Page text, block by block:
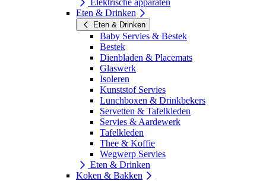
Elektrische apparaten
Eten & Drinken
Eten & Drinken
Baby Servies & Bestek
Bestek
Dienbladen & Placemats
Glaswerk
Isoleren
Kunststof Servies
Lunchboxen & Drinkbekers
Servetten & Tafelkleden
Servies & Aardewerk
Tafelkleden
Thee & Koffie
Wegwerp Servies
Eten & Drinken
Koken & Bakken